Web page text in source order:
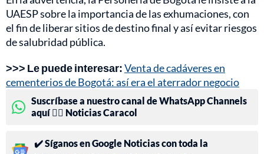
UAESP sobre la importancia de las exhumaciones, con
el fin de liberar sitios de destino final y así evitar riesgos
de salubridad pública.
>>> Le puede interesar:Venta de cadáveres en
cementerios de Bogotá: así era el aterrador negocio
Suscríbase a nuestro canal de WhatsApp Channels
aquí 👉🏻 Noticias Caracol
✔️ Síganos en Google Noticias con toda la